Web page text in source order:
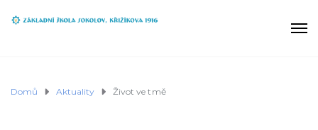
Domů Aktuality Život ve tmě